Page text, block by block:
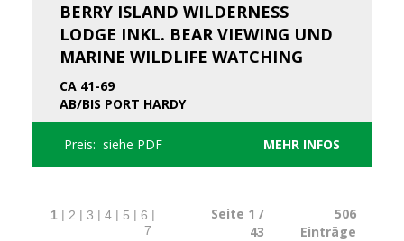
BERRY ISLAND WILDERNESS
LODGE INKL. BEAR VIEWING UND
MARINE WILDLIFE WATCHING
CA 41-69
AB/BIS PORT HARDY
Preis: siehe PDF MEHR INFOS
1 | 2 |3 |4 | 5 |6 |
7
Seite 1 /
43
506
Einträge